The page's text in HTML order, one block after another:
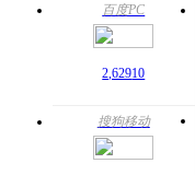
百度PC
2,62910
搜狗移动